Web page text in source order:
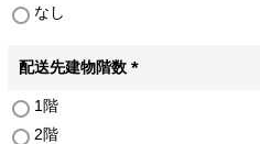
なし
配送先建物階数
1階
2階